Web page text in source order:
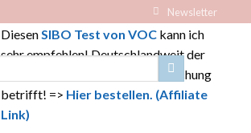
Newsletter
-
DiesenSIBO Test von VOC kann ich
sehr empfehlen! Deutschlandweit der
Beste, was Genauigkeit und Forschung
betrifft! => Hier bestellen. (Affiliate
Link)